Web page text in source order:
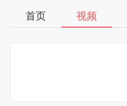
首页 视频